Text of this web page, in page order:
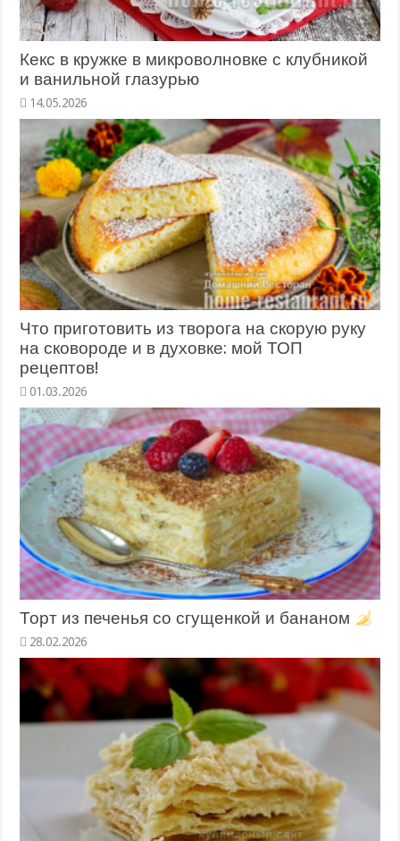
Кекс в кружке в микроволновке с клубникой
и ванильной глазурью
14.05.2026
Что приготовить из творога на скорую руку
на сковороде и в духовке: мой ТОП
рецептов!
01.03.2026
Торт из печенья со сгущенкой и бананом
28.02.2026